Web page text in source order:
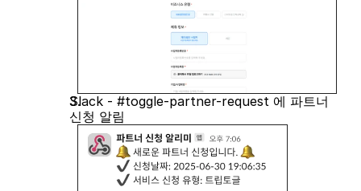
Slack - #toggle-partner-request 에 파트너
신청 알림